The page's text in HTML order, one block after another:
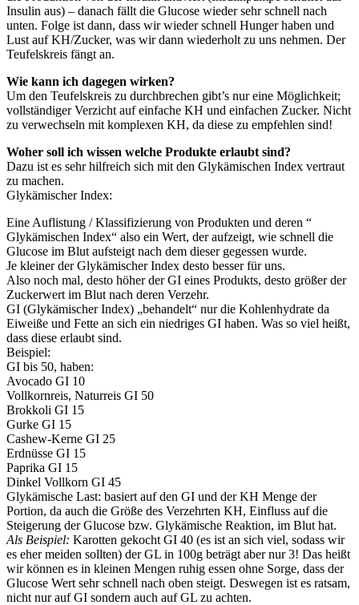
Insulin aus) – danach fällt die Glucose wieder sehr schnell nach
unten. Folge ist dann, dass wir wieder schnell Hunger haben und
Lust auf KH/Zucker, was wir dann wiederholt zu uns nehmen. Der
Teufelskreis fängt an.
Wie kann ich dagegen wirken?
Um den Teufelskreis zu durchbrechen gibt’s nur eine Möglichkeit;
vollständiger Verzicht auf einfache KH und einfachen Zucker. Nicht
zu verwechseln mit komplexen KH, da diese zu empfehlen sind!
Woher soll ich wissen welche Produkte erlaubt sind?
Dazu ist es sehr hilfreich sich mit den Glykämischen Index vertraut
zu machen.
Glykämischer Index:
Eine Auflistung / Klassifizierung von Produkten und deren “
Glykämischen Index“ also ein Wert, der aufzeigt, wie schnell die
Glucose im Blut aufsteigt nach dem dieser gegessen wurde.
Je kleiner der Glykämischer Index desto besser für uns.
Also noch mal, desto höher der GI eines Produkts, desto größer der
Zuckerwert im Blut nach deren Verzehr.
GI (Glykämischer Index) „behandelt“ nur die Kohlenhydrate da
Eiweiße und Fette an sich ein niedriges GI haben. Was so viel heißt,
dass diese erlaubt sind.
Beispiel:
GI bis 50, haben:
Avocado GI 10
Vollkornreis, Naturreis GI 50
Brokkoli GI 15
Gurke GI 15
Cashew-Kerne GI 25
Erdnüsse GI 15
Paprika GI 15
Dinkel Vollkorn GI 45
Glykämische Last: basiert auf den GI und der KH Menge der
Portion, da auch die Größe des Verzehrten KH, Einfluss auf die
Steigerung der Glucose bzw. Glykämische Reaktion, im Blut hat.
Als Beispiel: Karotten gekocht GI 40 (es ist an sich viel, sodass wir
es eher meiden sollten) der GL in 100g beträgt aber nur 3! Das heißt
wir können es in kleinen Mengen ruhig essen ohne Sorge, dass der
Glucose Wert sehr schnell nach oben steigt. Deswegen ist es ratsam,
nicht nur auf GI sondern auch auf GL zu achten.